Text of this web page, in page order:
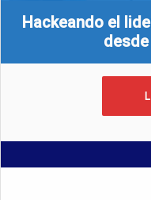
Hackeando el
desde